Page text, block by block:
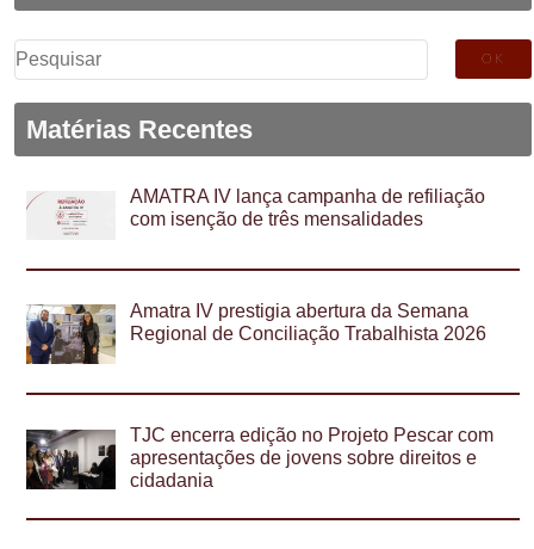
Pesquisar
por:
Matérias Recentes
AMATRA IV lança campanha de refiliação
com isenção de três mensalidades
Amatra IV prestigia abertura da Semana
Regional de Conciliação Trabalhista 2026
TJC encerra edição no Projeto Pescar com
apresentações de jovens sobre direitos e
cidadania